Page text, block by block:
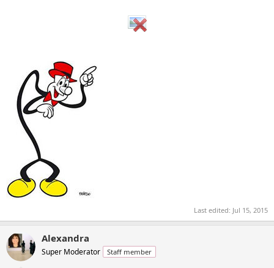
Last edited: Jul 15, 2015
Alexandra
Super Moderator Staff member